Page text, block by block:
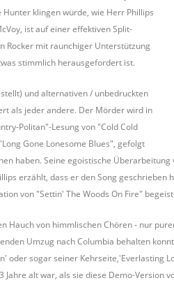
Hunter klingen würde, wie Herr Phillips
ist auf einer effektiven Split-
Rocker mit raunchiger Unterstützung
stimmlich herausgefordert ist.
und alternativen / unbedruckten
als jeder andere. Der Mörder wird in
Politan"-Lesung von "Cold Cold
Gone Lonesome Blues", gefolgt
haben. Seine egoistische
erzählt, dass er den Song
von "Settin' The Woods On Fire"
von himmlischen Chören - nur
Umzug nach Columbia behalten
sogar seiner
alt war, als sie diese Demo-